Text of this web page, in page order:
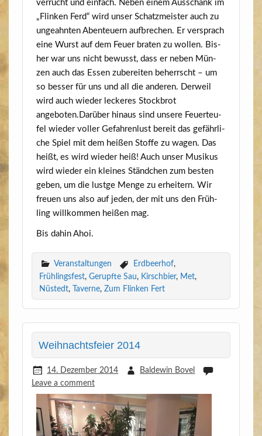
ver­rucht und ein­fach. Neben einem Aus­schank im
„Flin­ken Ferd“ wird unser Schatz­meis­ter auch zu
unge­ahn­ten Aben­teu­ern auf­bre­chen. Er ver­sprach
eine Wurst auf dem Feu­er bra­ten zu wol­len. Bis­
her war uns nicht bewusst, dass er neben Mün­
zen auch das Essen zube­rei­ten beherrscht – um
so bes­ser für uns und all die ande­ren. Der­weil
wird auch wie­der lecke­res Stock­brot
angeboten.Darüber hin­aus sind unse­re Feu­er­teu­
fel wie­der vol­ler Gefah­ren­lust bereit das gefähr­li­
che Spiel mit dem hei­ßen Stof­fe zu wagen. Das
heißt, es wird wie­der heiß! Auch unser Musi­kus
wird wie­der ein klei­nes Ständ­chen zum bes­ten
geben, um die lust­ge Men­ge zu erhei­tern. Wir
freu­en uns also auf jeden, der mit uns den Früh­
ling will­kom­men hei­ßen mag.
Bis dahin Ahoi.
Veranstaltungen Erdbeerhof,
Frühlingsfest, Gerupfte Sau, Kirschbier, Met,
Nüstedt, Taverne, Zum Flinken Fert
Weihnachtsfeier 2014
14. Dezember 2014
Baldewin Bovel
Leave a comment